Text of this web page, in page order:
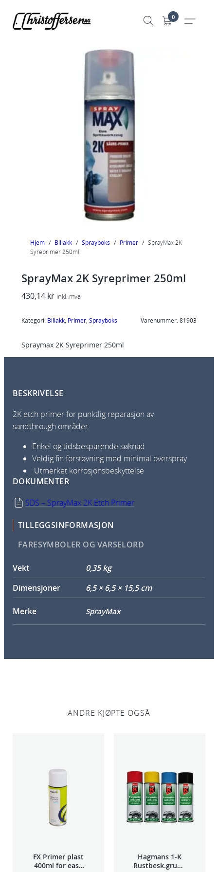
0
Hjem / Billakk / Sprayboks / Primer / SprayMax 2K
Syreprimer 250ml
SprayMax 2K Syreprimer 250ml
430,14 kr inkl. mva
Kategori: Billakk, Primer, Sprayboks Varenummer:81903
Spraymax 2K Syreprimer 250ml
BESKRIVELSE
2K etch primer for punktlig reparasjon av
sandthrough områder.
Enkel og tidsbesparende søknad
Veldig fin forstøvning med minimal overspray
Utmerket korrosjonsbeskyttelse
DOKUMENTER
SDS – SprayMax 2K Etch Primer
TILLEGGSINFORMASJON
FARESYMBOLER OG VARSELORD
Vekt
0,35 kg
Dimensjoner
6,5 × 6,5 × 15,5 cm
Merke SprayMax
ANDRE KJØPTE OGSÅ
FX Primer plast
400ml for easy
Hagmans 1-K
Rustbesk.grunn